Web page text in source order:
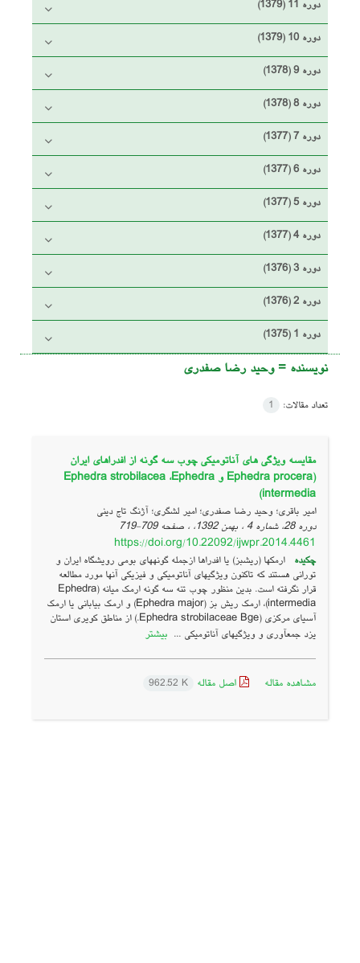
دوره 11 (1379)
دوره 10 (1379)
دوره 9 (1378)
دوره 8 (1378)
دوره 7 (1377)
دوره 6 (1377)
دوره 5 (1377)
دوره 4 (1377)
دوره 3 (1376)
دوره 2 (1376)
دوره 1 (1375)
نویسنده =وحید رضا صفدری
تعداد مقالات: 1
مقایسه ویژگی های آناتومیکی چوب سه گونه از افدراهای ایران
(Ephedra procera و Ephedra strobilacea ،Ephedra
intermedia)
امیر باقری؛ وحید رضا صفدری؛ امیر لشگری؛ آژنگ تاج دینی
دوره 28، شماره 4 ، بهمن 1392، ، صفحه
709-719
https://doi.org/10.22092/ijwpr.2014.4461
چکیده
ارمک­ها (ریش­بز) یا افدراها ازجمله گونه­های بومی رویشگاه ایران و
تورانی هستند که تاکنون ویژگی­های آناتومیکی و فیزیکی آنها مورد مطالعه
قرار نگرفته است. بدین منظور چوب تنه سه گونه ارمک میانه (Ephedra
intermedia)، ارمک ریش بز (Ephedra major) و ارمک بیابانی یا ارمک
آسیای مرکزی (Ephedra strobilaceae Bge.) از مناطق کویری استان
یزد جمع­آوری و ویژگی­های آناتومیکی ... بیشتر
مشاهده مقاله اصل مقاله 962.52 K